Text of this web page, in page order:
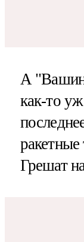
А
как-то
Грешат